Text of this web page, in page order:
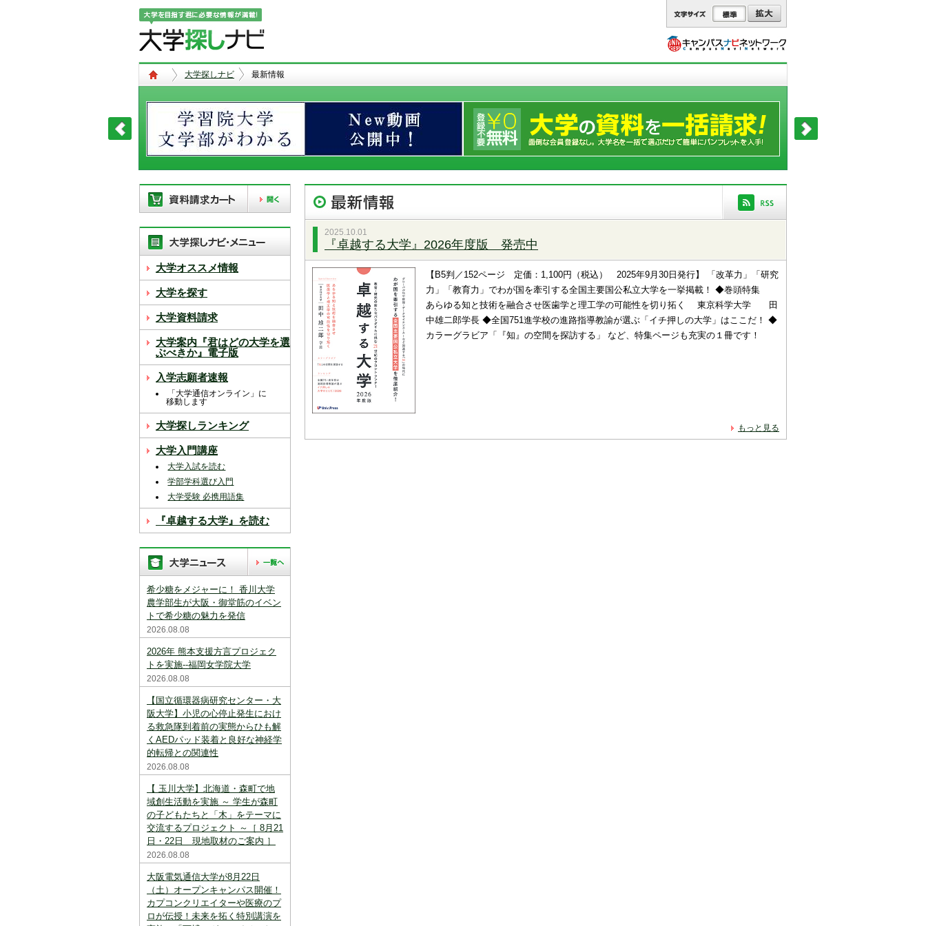
大学探しナビ 最新情報
現在、以下の学校を「資料請求カー
ト」に登録しています。「資料請求
カート」に登録できる学校は
で。別の学校を登録したい場合は、
リストから「削除」ボタンで登録を
削除して下さい。
「資料請求カート」の登録情報は、アクセ
スを中断すると消えてしまいます。ご注意
下さい。
※現在登録されている大学はありません。
20校までです。
大学オススメ情報
大学を探す
大学資料請求
大学案内『君はどの大学を選
ぶべきか』電子版
入学志願者速報
「大学通信オンライン」に
移動します
大学探しランキング
大学入門講座
大学入試を読む
学部学科選び入門
大学受験 必携用語集
『卓越する大学』を読む
希少糖をメジャーに！ 香川大学
農学部生が大阪・御堂筋のイベン
トで希少糖の魅力を発信
2026.08.08
2026年 熊本支援方言プロジェク
トを実施--福岡女学院大学
2026.08.08
【国立循環器病研究センター・大
阪大学】小児の心停止発生におけ
る救急隊到着前の実態からひも解
くAEDパッド装着と良好な神経学
的転帰との関連性
2026.08.08
【 玉川大学】北海道・森町で地
域創生活動を実施 ～ 学生が森町
の子どもたちと「木」をテーマに
交流するプロジェクト ～［ 8月21
日・22日 現地取材のご案内 ］
2026.08.08
大阪電気通信大学が8月22日
（土）オープンキャンパス開催！
カプコンクリエイターや医療のプ
ロが伝授！未来を拓く特別講演を
2025.10.01
『卓越する大学』2026年度版 発売中
【B5判／152ページ 定価：1,100円（税込） 2025年9月30日発行】 「改革力」「研究
力」「教育力」でわが国を牽引する全国主要国公私立大学を一挙掲載！ ◆巻頭特集
あらゆる知と技術を融合させ医歯学と理工学の可能性を切り拓く 東京科学大学 田
中雄二郎学長 ◆全国751進学校の進路指導教諭が選ぶ「イチ押しの大学」はここだ！ ◆
カラーグラビア「『知』の空間を探訪する」 など、特集ページも充実の１冊です！
もっと見る